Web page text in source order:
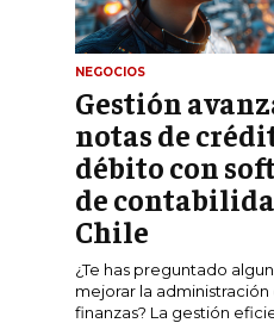
COMUNICACIÓN
GESTIÓN DE MARCA
INVESTIGACIÓN DE
ANÁLISIS DE COMPETENCIA
GESTIÓN DE CLIENTES
EMPRENDIMIENTO
INNOVACIÓN EMPRESARIAL
NEGOCIOS
Gestión
notas de
débito con
de
Chile
¿Te has preguntado
mejorar la administración
finanzas? La gestión